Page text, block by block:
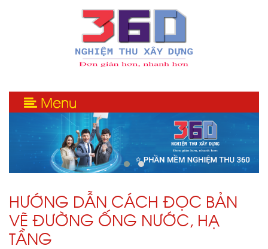
Menu
HƯỚNG DẪN CÁCH ĐỌC BẢN
VẼ ĐƯỜNG ỐNG NƯỚC, HẠ
TẦNG